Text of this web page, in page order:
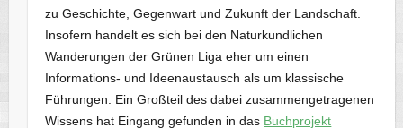
zu Geschichte, Gegenwart und Zukunft der Landschaft.
Insofern handelt es sich bei den Naturkundlichen
Wanderungen der Grünen Liga eher um einen
Informations- und Ideenaustausch als um klassische
Führungen. Ein Großteil des dabei zusammengetragenen
Wissens hat Eingang gefunden in das Buchprojekt